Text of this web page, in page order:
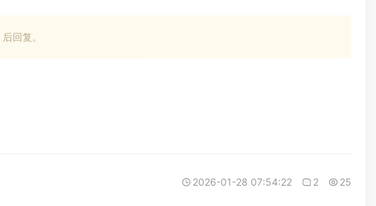
后回复。
2026-01-28 07:54:22 2 25